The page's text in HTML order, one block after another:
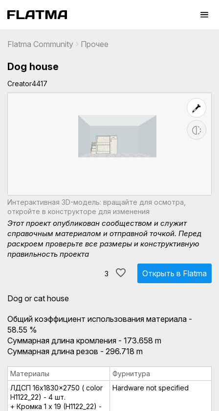
Flatma Community Прочее
Dog house
Creator4417
Интерактивная 3D-модель: вращайте для осмотра,
откройте в конструкторе для изменения
Этот проект опубликован сообществом и служит
справочным материалом и отправной точкой. Перед
раскроем проверьте все размеры и конструктивную
правильность проекта
3 Открыть в Flatma
Dog or cat house
Общий коэффициент использования материала -
58.55 %
Суммарная длина кромления - 173.658 m
Суммарная длина резов - 296.718 m
Материалы
Фурнитура
ЛДСП 16x1830x2750 ( color
H1122_22) - 4 шт.
+ Кромка 1 x 19 (H1122_22) -
Hardware not specified